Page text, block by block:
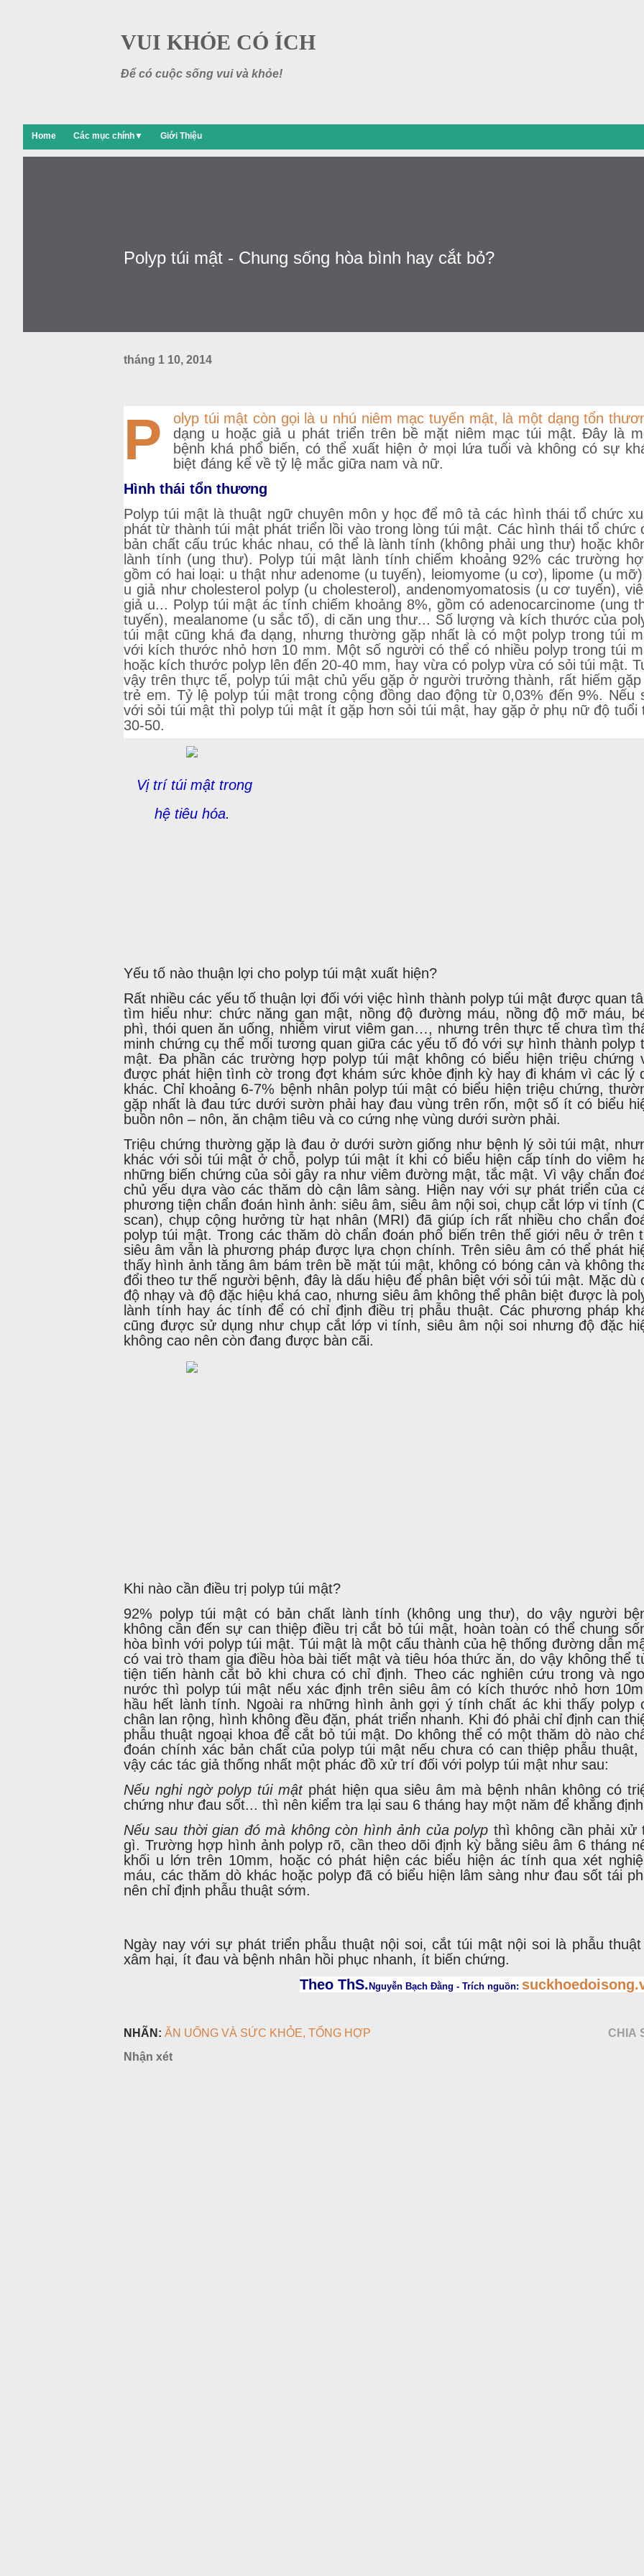
VUI KHỎE CÓ ÍCH
Để có cuộc sống vui và khỏe!
Home Các mục chính▼ Giới Thiệu
Polyp túi mật - Chung sống hòa bình hay cắt bỏ?
tháng 1 10, 2014
P
olyp túi mật còn gọi là u nhú niêm mạc tuyến mật, là một dạng tổn
dạng u hoặc giả u phát triển trên bề mặt niêm mạc túi mật. Đây là
bệnh khá phổ biến, có thể xuất hiện ở mọi lứa tuổi và không có sự
biệt đáng kể về tỷ lệ mắc giữa nam và nữ.
Hình thái tổn thương
Polyp túi mật là thuật ngữ chuyên môn y học để mô tả các hình thái tổ chức
phát từ thành túi mật phát triển lồi vào trong lòng túi mật. Các hình thái tổ chức
bản chất cấu trúc khác nhau, có thể là lành tính (không phải ung thư) hoặc
lành tính (ung thư). Polyp túi mật lành tính chiếm khoảng 92% các trường
gồm có hai loại: u thật như adenome (u tuyến), leiomyome (u cơ), lipome (u
u giả như cholesterol polyp (u cholesterol), andenomyomatosis (u cơ tuyến),
giả u... Polyp túi mật ác tính chiếm khoảng 8%, gồm có adenocarcinome (ung
tuyến), mealanome (u sắc tố), di căn ung thư... Số lượng và kích thước của
túi mật cũng khá đa dạng, nhưng thường gặp nhất là có một polyp trong túi
với kích thước nhỏ hơn 10 mm. Một số người có thể có nhiều polyp trong túi
hoặc kích thước polyp lên đến 20-40 mm, hay vừa có polyp vừa có sỏi túi mật.
vậy trên thực tế, polyp túi mật chủ yếu gặp ở người trưởng thành, rất hiếm
trẻ em. Tỷ lệ polyp túi mật trong cộng đồng dao động từ 0,03% đến 9%. Nếu
với sỏi túi mật thì polyp túi mật ít gặp hơn sỏi túi mật, hay gặp ở phụ nữ độ tuổi
30-50.
Vị trí túi mật trong
hệ tiêu hóa.
Yếu tố nào thuận lợi cho polyp túi mật xuất hiện?
Rất nhiều các yếu tố thuận lợi đối với việc hình thành polyp túi mật được quan
tìm hiểu như: chức năng gan mật, nồng độ đường máu, nồng độ mỡ máu,
phì, thói quen ăn uống, nhiễm virut viêm gan…, nhưng trên thực tế chưa tìm
minh chứng cụ thể mối tương quan giữa các yếu tố đó với sự hình thành polyp
mật. Đa phần các trường hợp polyp túi mật không có biểu hiện triệu chứng
được phát hiện tình cờ trong đợt khám sức khỏe định kỳ hay đi khám vì các lý
khác. Chỉ khoảng 6-7% bệnh nhân polyp túi mật có biểu hiện triệu chứng,
gặp nhất là đau tức dưới sườn phải hay đau vùng trên rốn, một số ít có biểu
buồn nôn – nôn, ăn chậm tiêu và co cứng nhẹ vùng dưới sườn phải.
Triệu chứng thường gặp là đau ở dưới sườn giống như bệnh lý sỏi túi mật,
khác với sỏi túi mật ở chỗ, polyp túi mật ít khi có biểu hiện cấp tính do viêm
những biến chứng của sỏi gây ra như viêm đường mật, tắc mật. Vì vậy chẩn
chủ yếu dựa vào các thăm dò cận lâm sàng. Hiện nay với sự phát triển của
phương tiện chẩn đoán hình ảnh: siêu âm, siêu âm nội soi, chụp cắt lớp vi tính
scan), chụp cộng hưởng từ hạt nhân (MRI) đã giúp ích rất nhiều cho chẩn
polyp túi mật. Trong các thăm dò chẩn đoán phổ biến trên thế giới nêu ở trên
siêu âm vẫn là phương pháp được lựa chọn chính. Trên siêu âm có thể phát
thấy hình ảnh tăng âm bám trên bề mặt túi mật, không có bóng cản và không
đổi theo tư thế người bệnh, đây là dấu hiệu để phân biệt với sỏi túi mật. Mặc dù
độ nhạy và độ đặc hiệu khá cao, nhưng siêu âm không thể phân biệt được là
lành tính hay ác tính để có chỉ định điều trị phẫu thuật. Các phương pháp
cũng được sử dụng như chụp cắt lớp vi tính, siêu âm nội soi nhưng độ đặc
không cao nên còn đang được bàn cãi.
Khi nào cần điều trị polyp túi mật?
92% polyp túi mật có bản chất lành tính (không ung thư), do vậy người
không cần đến sự can thiệp điều trị cắt bỏ túi mật, hoàn toàn có thể chung
hòa bình với polyp túi mật. Túi mật là một cấu thành của hệ thống đường dẫn
có vai trò tham gia điều hòa bài tiết mật và tiêu hóa thức ăn, do vậy không thể
tiện tiến hành cắt bỏ khi chưa có chỉ định. Theo các nghiên cứu trong và
nước thì polyp túi mật nếu xác định trên siêu âm có kích thước nhỏ hơn
hầu hết lành tính. Ngoài ra những hình ảnh gợi ý tính chất ác khi thấy polyp
chân lan rộng, hình không đều đặn, phát triển nhanh. Khi đó phải chỉ định can
phẫu thuật ngoại khoa để cắt bỏ túi mật. Do không thể có một thăm dò nào
đoán chính xác bản chất của polyp túi mật nếu chưa có can thiệp phẫu thuật,
vậy các tác giả thống nhất một phác đồ xử trí đối với polyp túi mật như sau:
Nếu nghi ngờ polyp túi mậtphát hiện qua siêu âm mà bệnh nhân không có
chứng như đau sốt... thì nên kiểm tra lại sau 6 tháng hay một năm để khẳng
Nếu sau thời gian đó mà không còn hình ảnh của polyp thì không cần phải xử
gì. Trường hợp hình ảnh polyp rõ, cần theo dõi định kỳ bằng siêu âm 6 tháng
khối u lớn trên 10mm, hoặc có phát hiện các biểu hiện ác tính qua xét
máu, các thăm dò khác hoặc polyp đã có biểu hiện lâm sàng như đau sốt tái
nên chỉ định phẫu thuật sớm.
Ngày nay với sự phát triển phẫu thuật nội soi, cắt túi mật nội soi là phẫu
xâm hại, ít đau và bệnh nhân hồi phục nhanh, ít biến chứng.
Theo ThS. Nguyễn Bạch Đằng - Trích nguồn:
NHÃN: ĂN UỐNG VÀ SỨC KHỎE TỔNG HỢP
CHIA
Nhận xét